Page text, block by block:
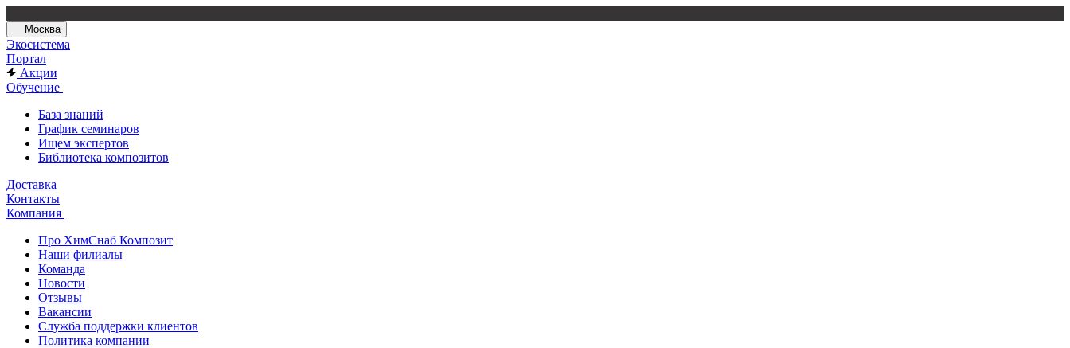
Москва
Экосистема
Портал
Акции
Обучение
База знаний
График семинаров
Ищем экспертов
Библиотека композитов
Доставка
Контакты
Компания
Про ХимСнаб Композит
Наши филиалы
Команда
Новости
Отзывы
Вакансии
Служба поддержки клиентов
Политика компании